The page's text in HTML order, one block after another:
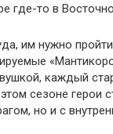
где-то в
им нужно
каждый
сезоне герои
но и с